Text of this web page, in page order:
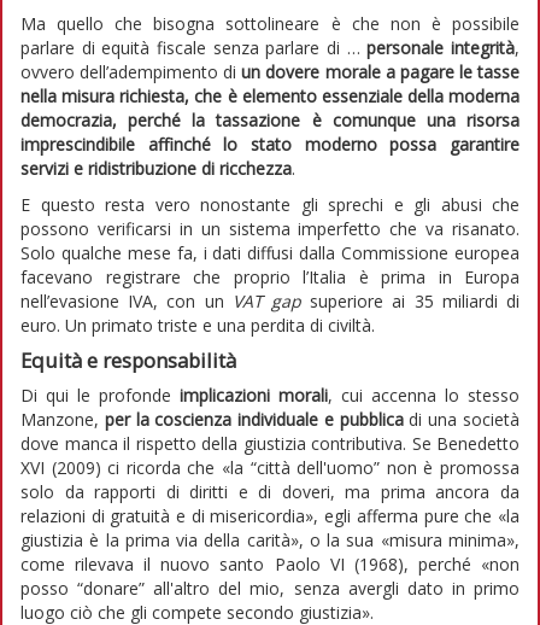
Ma quello che bisogna sottolineare è che non è possibile
parlare di equità fiscale senza parlare di …personale integrità,
ovvero dell’adempimento diun dovere morale a pagare le tasse
nella misura richiesta, che è elemento essenziale della moderna
democrazia, perché la tassazione è comunque una risorsa
imprescindibile affinché lo stato moderno possa garantire
servizi e ridistribuzione di ricchezza.
E questo resta vero nonostante gli sprechi e gli abusi che
possono verificarsi in un sistema imperfetto che va risanato.
Solo qualche mese fa, i dati diffusi dalla Commissione europea
facevano registrare che proprio l’Italia è prima in Europa
nell’evasione IVA, con un VAT gap superiore ai 35 miliardi di
euro. Un primato triste e una perdita di civiltà.
Equità e responsabilità
Di qui le profonde implicazioni morali, cui accenna lo stesso
Manzone, per la coscienza individuale e pubblicadi una società
dove manca il rispetto della giustizia contributiva. Se Benedetto
XVI (2009) ci ricorda che «la “città dell'uomo” non è promossa
solo da rapporti di diritti e di doveri, ma prima ancora da
relazioni di gratuità e di misericordia», egli afferma pure che «la
giustizia è la prima via della carità», o la sua «misura minima»,
come rilevava il nuovo santo Paolo VI (1968), perché «non
posso “donare” all'altro del mio, senza avergli dato in primo
luogo ciò che gli compete secondo giustizia».